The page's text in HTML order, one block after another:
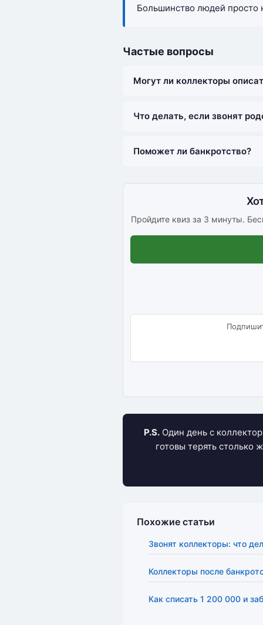
Большинство людей просто
Частые вопросы
Могут ли коллекторы
Что делать, если звонят
Поможет ли банкротство?
Пройдите квиз за 3 минуты.
P.S.Один день с
готовы терять столько
Похожие статьи
Звонят коллекторы: что
Коллекторы после
Как списать 1 200 000 и